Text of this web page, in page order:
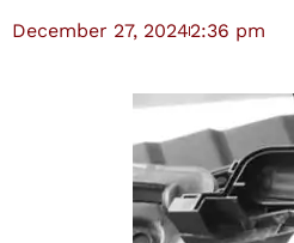
December 27, 20242:36 pm